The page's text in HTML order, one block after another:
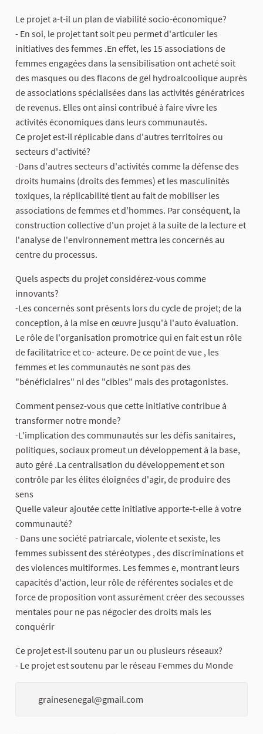
Le projet a-t-il un plan de viabilité socio-économique?
- En soi, le projet tant soit peu permet d'articuler les
initiatives des femmes .En effet, les 15 associations de
femmes engagées dans la sensibilisation ont acheté soit
des masques ou des flacons de gel hydroalcoolique auprès
de associations spécialisées dans las activités génératrices
de revenus. Elles ont ainsi contribué à faire vivre les
activités économiques dans leurs communautés.
Ce projet est-il réplicable dans d'autres territoires ou
secteurs d'activité?
-Dans d'autres secteurs d'activités comme la défense des
droits humains (droits des femmes) et les masculinités
toxiques, la réplicabilité tient au fait de mobiliser les
associations de femmes et d'hommes. Par conséquent, la
construction collective d'un projet à la suite de la lecture et
l'analyse de l'environnement mettra les concernés au
centre du processus.
Quels aspects du projet considérez-vous comme
innovants?
-Les concernés sont présents lors du cycle de projet; de la
conception, à la mise en œuvre jusqu'à l'auto évaluation.
Le rôle de l'organisation promotrice qui en fait est un rôle
de facilitatrice et co- acteure. De ce point de vue , les
femmes et les communautés ne sont pas des
"bénéficiaires" ni des "cibles" mais des protagonistes.
Comment pensez-vous que cette initiative contribue à
transformer notre monde?
-L'implication des communautés sur les défis sanitaires,
politiques, sociaux promeut un développement à la base,
auto géré .La centralisation du développement et son
contrôle par les élites éloignées d'agir, de produire des
sens
Quelle valeur ajoutée cette initiative apporte-t-elle à votre
communauté?
- Dans une société patriarcale, violente et sexiste, les
femmes subissent des stéréotypes , des discriminations et
des violences multiformes. Les femmes e, montrant leurs
capacités d'action, leur rôle de référentes sociales et de
force de proposition vont assurément créer des secousses
mentales pour ne pas négocier des droits mais les
conquérir
Ce projet est-il soutenu par un ou plusieurs réseaux?
- Le projet est soutenu par le réseau Femmes du Monde
grainesenegal@gmail.com